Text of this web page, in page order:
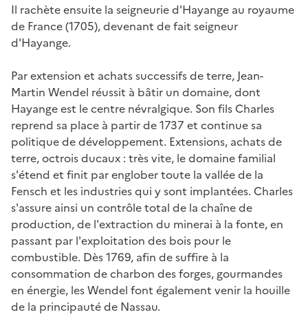
Il rachète ensuite la seigneurie d'Hayange au royaume
de France (1705), devenant de fait seigneur
d'Hayange.
Par extension et achats successifs de terre, Jean-
Martin Wendel réussit à bâtir un domaine, dont
Hayange est le centre névralgique. Son fils Charles
reprend sa place à partir de 1737 et continue sa
politique de développement. Extensions, achats de
terre, octrois ducaux : très vite, le domaine familial
s'étend et finit par englober toute la vallée de la
Fensch et les industries qui y sont implantées. Charles
s'assure ainsi un contrôle total de la chaîne de
production, de l'extraction du minerai à la fonte, en
passant par l'exploitation des bois pour le
combustible. Dès 1769, afin de suffire à la
consommation de charbon des forges, gourmandes
en énergie, les Wendel font également venir la houille
de la principauté de Nassau.